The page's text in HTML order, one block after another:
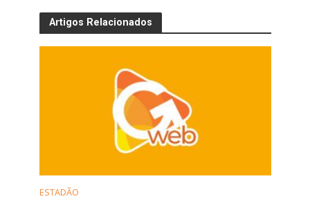
Artigos Relacionados
ESTADÃO